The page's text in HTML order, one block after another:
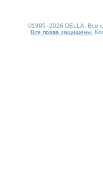
©1995–2026 DELLA. Все
Все права защищены.